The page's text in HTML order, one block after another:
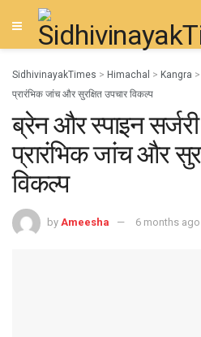
SidhivinayakTimes > Himachal > Kangra >
प्रारंभिक जांच और सुरक्षित उपचार विकल्प
ब्रेन और स्पाइन
प्रारंभिक जांच और
विकल्प
by Ameesha 6 months ago